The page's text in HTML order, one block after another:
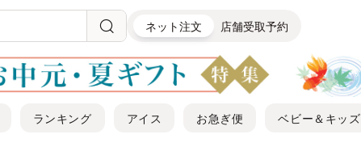
ネット注文 店舗受取予約
ランキング アイス お急ぎ便 ベビー＆キッズ